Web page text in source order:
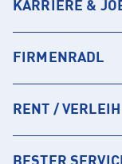
KARRIERE &
FIRMENRADL
RENT / VERLEIH